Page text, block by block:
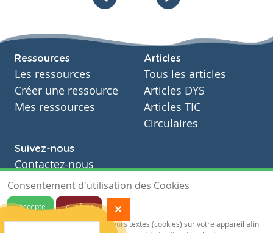
Secondaire
Mathématiques
Année
3 années
Tags
équation, équations, inconnue
Ressources
Les ressources
Créer une ressource
Mes ressources
Articles
Tous les articles
Articles DYS
Articles TIC
Circulaires
Suivez-nous
Contactez-nous
Soutien scolaire
Notre page Facebook
S'inscrire à notre newsletter
Consentement d'utilisation des Cookies
J'accepte
Je refuse
Notre site sauvegarde des traceurs textes (cookies) sur votre appareil afin